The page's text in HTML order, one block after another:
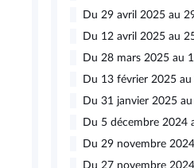
Du 29 avril 2025 au
Du 12 avril 2025 au
Du 28 mars 2025 au
Du 13 février 2025
Du 31 janvier 2025
Du 5 décembre 2024
Du 29 novembre
Du 27 novembre